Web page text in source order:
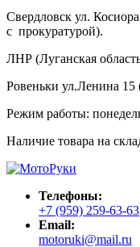
Свердловск ул.
с прокуратурой).
ЛНР (Луганская
Ровеньки ул.Ленина 15
Режим работы:
Наличие товара на
Телефоны:
+7 (959) 259-63-63
Email:
motoruki@mail.ru